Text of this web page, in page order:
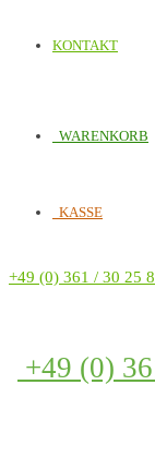
KONTAKT
WARENKORB
KASSE
+49 (0) 361 / 30 25
+49 (0)